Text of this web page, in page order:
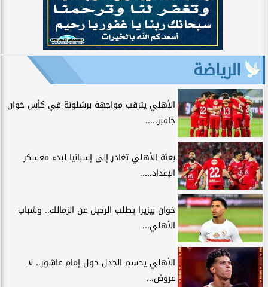
الرياضة
الأهلي يترقب مواجهة برشلونة في كأس خوان
جامبر.....
بعثة الأهلي تغادر إلى إسبانيا لبدء معسكر
الإعداد.....
خوان بيزيرا يطلب الرحيل عن الزمالك.. وشباب
الأهلي...
الأهلي يحسم الجدل حول إمام عاشور.. لا
عروض...